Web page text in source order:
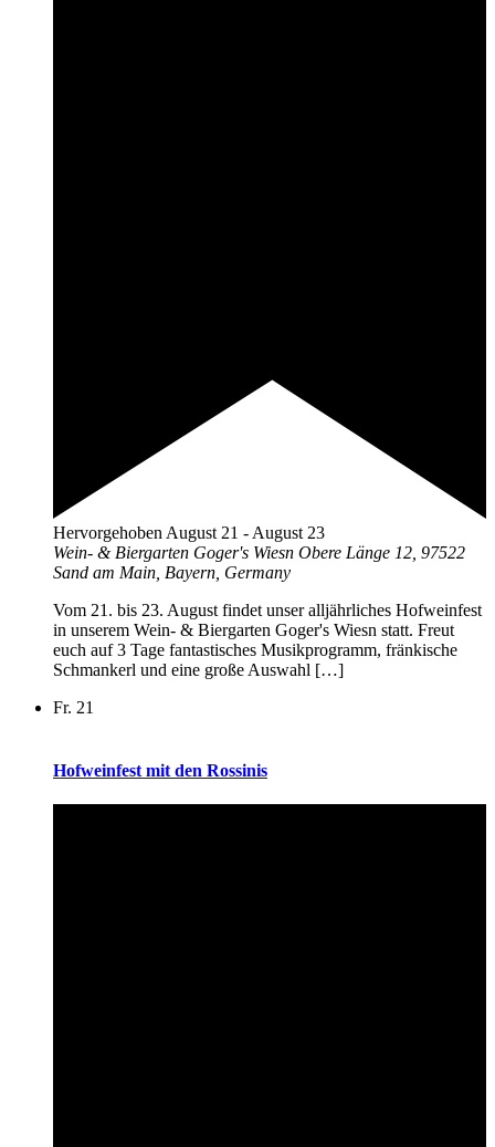
Hervorgehoben August 21 - August 23
Wein- & Biergarten Goger's Wiesn Obere Länge 12, 97522
Sand am Main, Bayern, Germany
Vom 21. bis 23. August findet unser alljährliches Hofweinfest
in unserem Wein- & Biergarten Goger's Wiesn statt. Freut
euch auf 3 Tage fantastisches Musikprogramm, fränkische
Schmankerl und eine große Auswahl […]
Fr. 21
Hofweinfest mit den Rossinis